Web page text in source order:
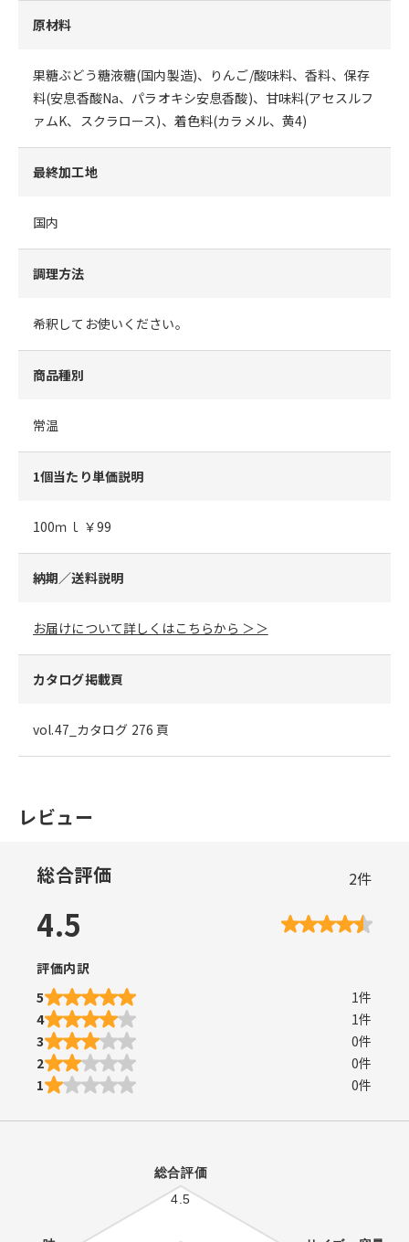
原材料
果糖ぶどう糖液糖(国内製造)、りんご/酸味料、香料、保存
料(安息香酸Na、パラオキシ安息香酸)、甘味料(アセスルフ
ァムK、スクラロース)、着色料(カラメル、黄4)
最終加工地
国内
調理方法
希釈してお使いください。
商品種別
常温
1個当たり単価説明
100ｍｌ ￥99
納期／送料説明
お届けについて詳しくはこちらから ＞＞
カタログ掲載頁
vol.47_カタログ 276 頁
レビュー
総合評価 2件
4.5
評価内訳
5
1件
4
1件
3
0件
2
0件
1
0件